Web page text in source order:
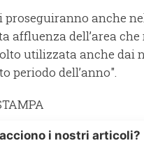
proseguiranno anche
affluenza dell’area
utilizzata anche dai
periodo dell’anno".
i nostri articoli?